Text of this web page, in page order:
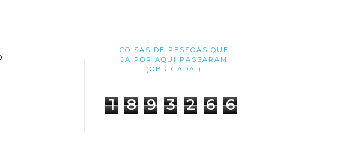
COISAS DE PESSOAS QUE
JÁ POR AQUI PASSARAM
(OBRIGADA!)
1 8 9 3 2 6 6